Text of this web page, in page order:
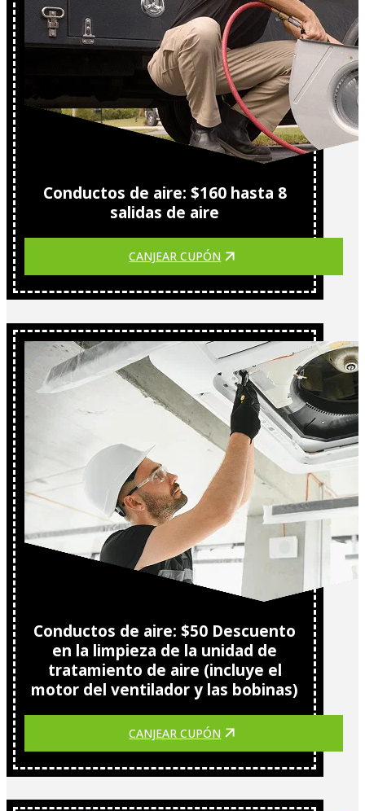
Conductos de aire: $160 hasta 8
salidas de aire
CANJEAR CUPÓN
Conductos de aire: $50 Descuento
en la limpieza de la unidad de
tratamiento de aire (incluye el
motor del ventilador y las bobinas)
CANJEAR CUPÓN